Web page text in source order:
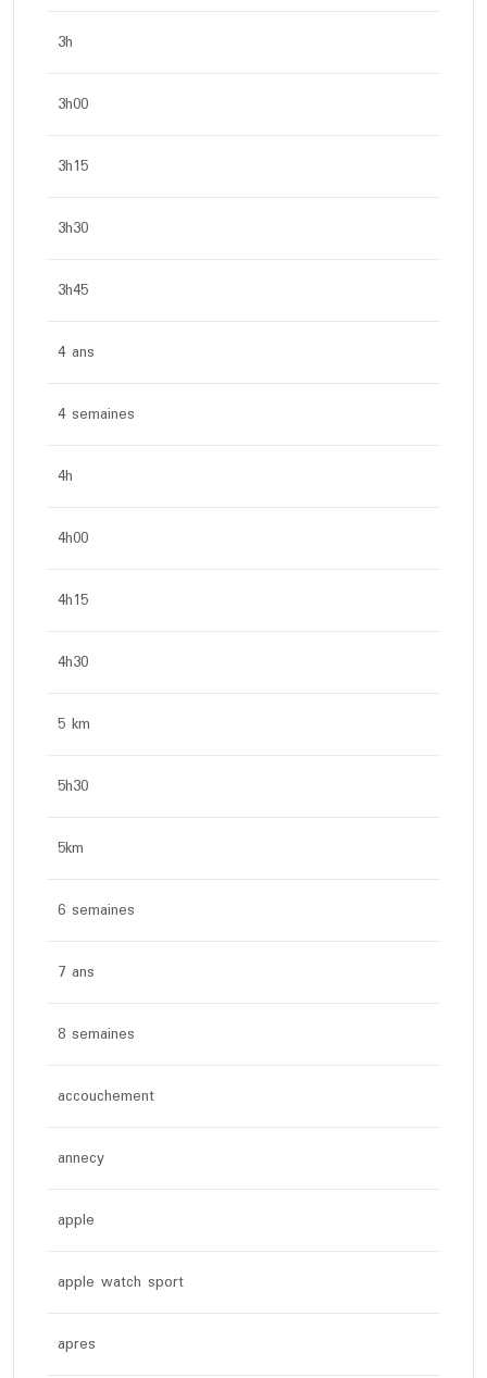
3h
3h00
3h15
3h30
3h45
4 ans
4 semaines
4h
4h00
4h15
4h30
5 km
5h30
5km
6 semaines
7 ans
8 semaines
accouchement
annecy
apple
apple watch sport
apres